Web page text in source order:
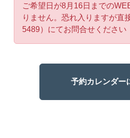
ご希望日が8月16日までの
りません。恐れ入りますが直
5489）にてお問合せください
予約カレンダー